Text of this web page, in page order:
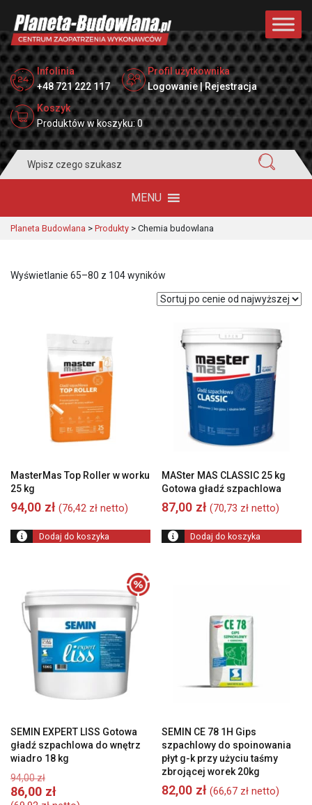
Infolinia
+48 721 222 117
Profil użytkownika
Logowanie | Rejestracja
Koszyk
Produktów w koszyku: 0
for:
MENU
Planeta Budowlana > Produkty > Chemia budowlana
Wyświetlanie 65–80 z 104 wyników
ceny:
wysokiej
niskiej
MasterMas Top Roller w worku
25 kg
94,00 zł (76,42 zł netto)
Dodaj do koszyka
MASter MAS CLASSIC 25 kg
Gotowa gładź szpachlowa
87,00 zł (70,73 zł netto)
Dodaj do koszyka
SEMIN EXPERT LISS Gotowa
gładź szpachlowa do wnętrz
wiadro 18 kg
94,00złPierwotna
cena
86,00 zł
Aktualna
SEMIN CE 78 1H Gips
szpachlowy do spoinowania
płyt g-k przy użyciu taśmy
zbrojącej worek 20kg
82,00 zł (66,67 zł netto)